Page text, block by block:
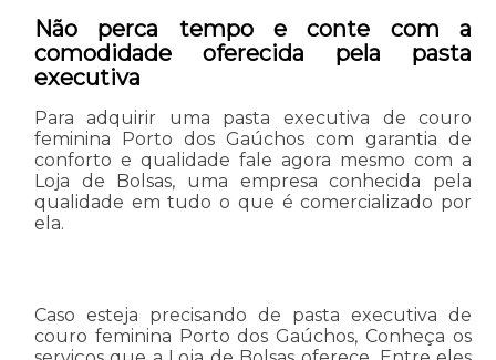
Não perca tempo e conte com a
comodidade oferecida pela pasta
executiva
Para adquirir uma pasta executiva de couro
feminina Porto dos Gaúchos com garantia de
conforto e qualidade fale agora mesmo com a
Loja de Bolsas, uma empresa conhecida pela
qualidade em tudo o que é comercializado por
ela.
Caso esteja precisando de pasta executiva de
couro feminina Porto dos Gaúchos, Conheça os